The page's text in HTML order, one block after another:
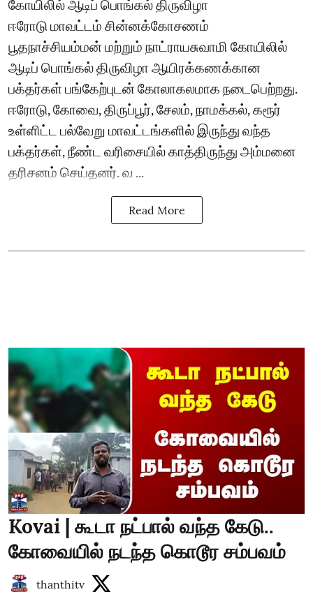
கோயிலில் ஆடிப் பொங்கல் திருவிழா
ஈரோடு மாவட்டம் சின்னக்கோசணம்
பூதநாச்சியம்மன் மற்றும் நாட்ராயசுவாமி கோயிலில்
ஆடிப் பொங்கல் திருவிழா ஆயிரக்கணக்கான
பக்தர்கள் பங்கேற்புடன் கோலாகலமாக நடைபெற்றது.
ஈரோடு, கோவை, திருப்பூர், சேலம், நாமக்கல், கரூர்
உள்ளிட்ட பல்வேறு மாவட்டங்களில் இருந்து வந்த
பக்தர்கள், நீண்ட வரிசையில் காத்திருந்து அம்மனை
தரிசனம் செய்தனர். வ ...
Read More
Kovai | கூடா நட்பால் வந்த கேடு..
கோவையில் நடந்த கொடூர சம்பவம்
thanthitv